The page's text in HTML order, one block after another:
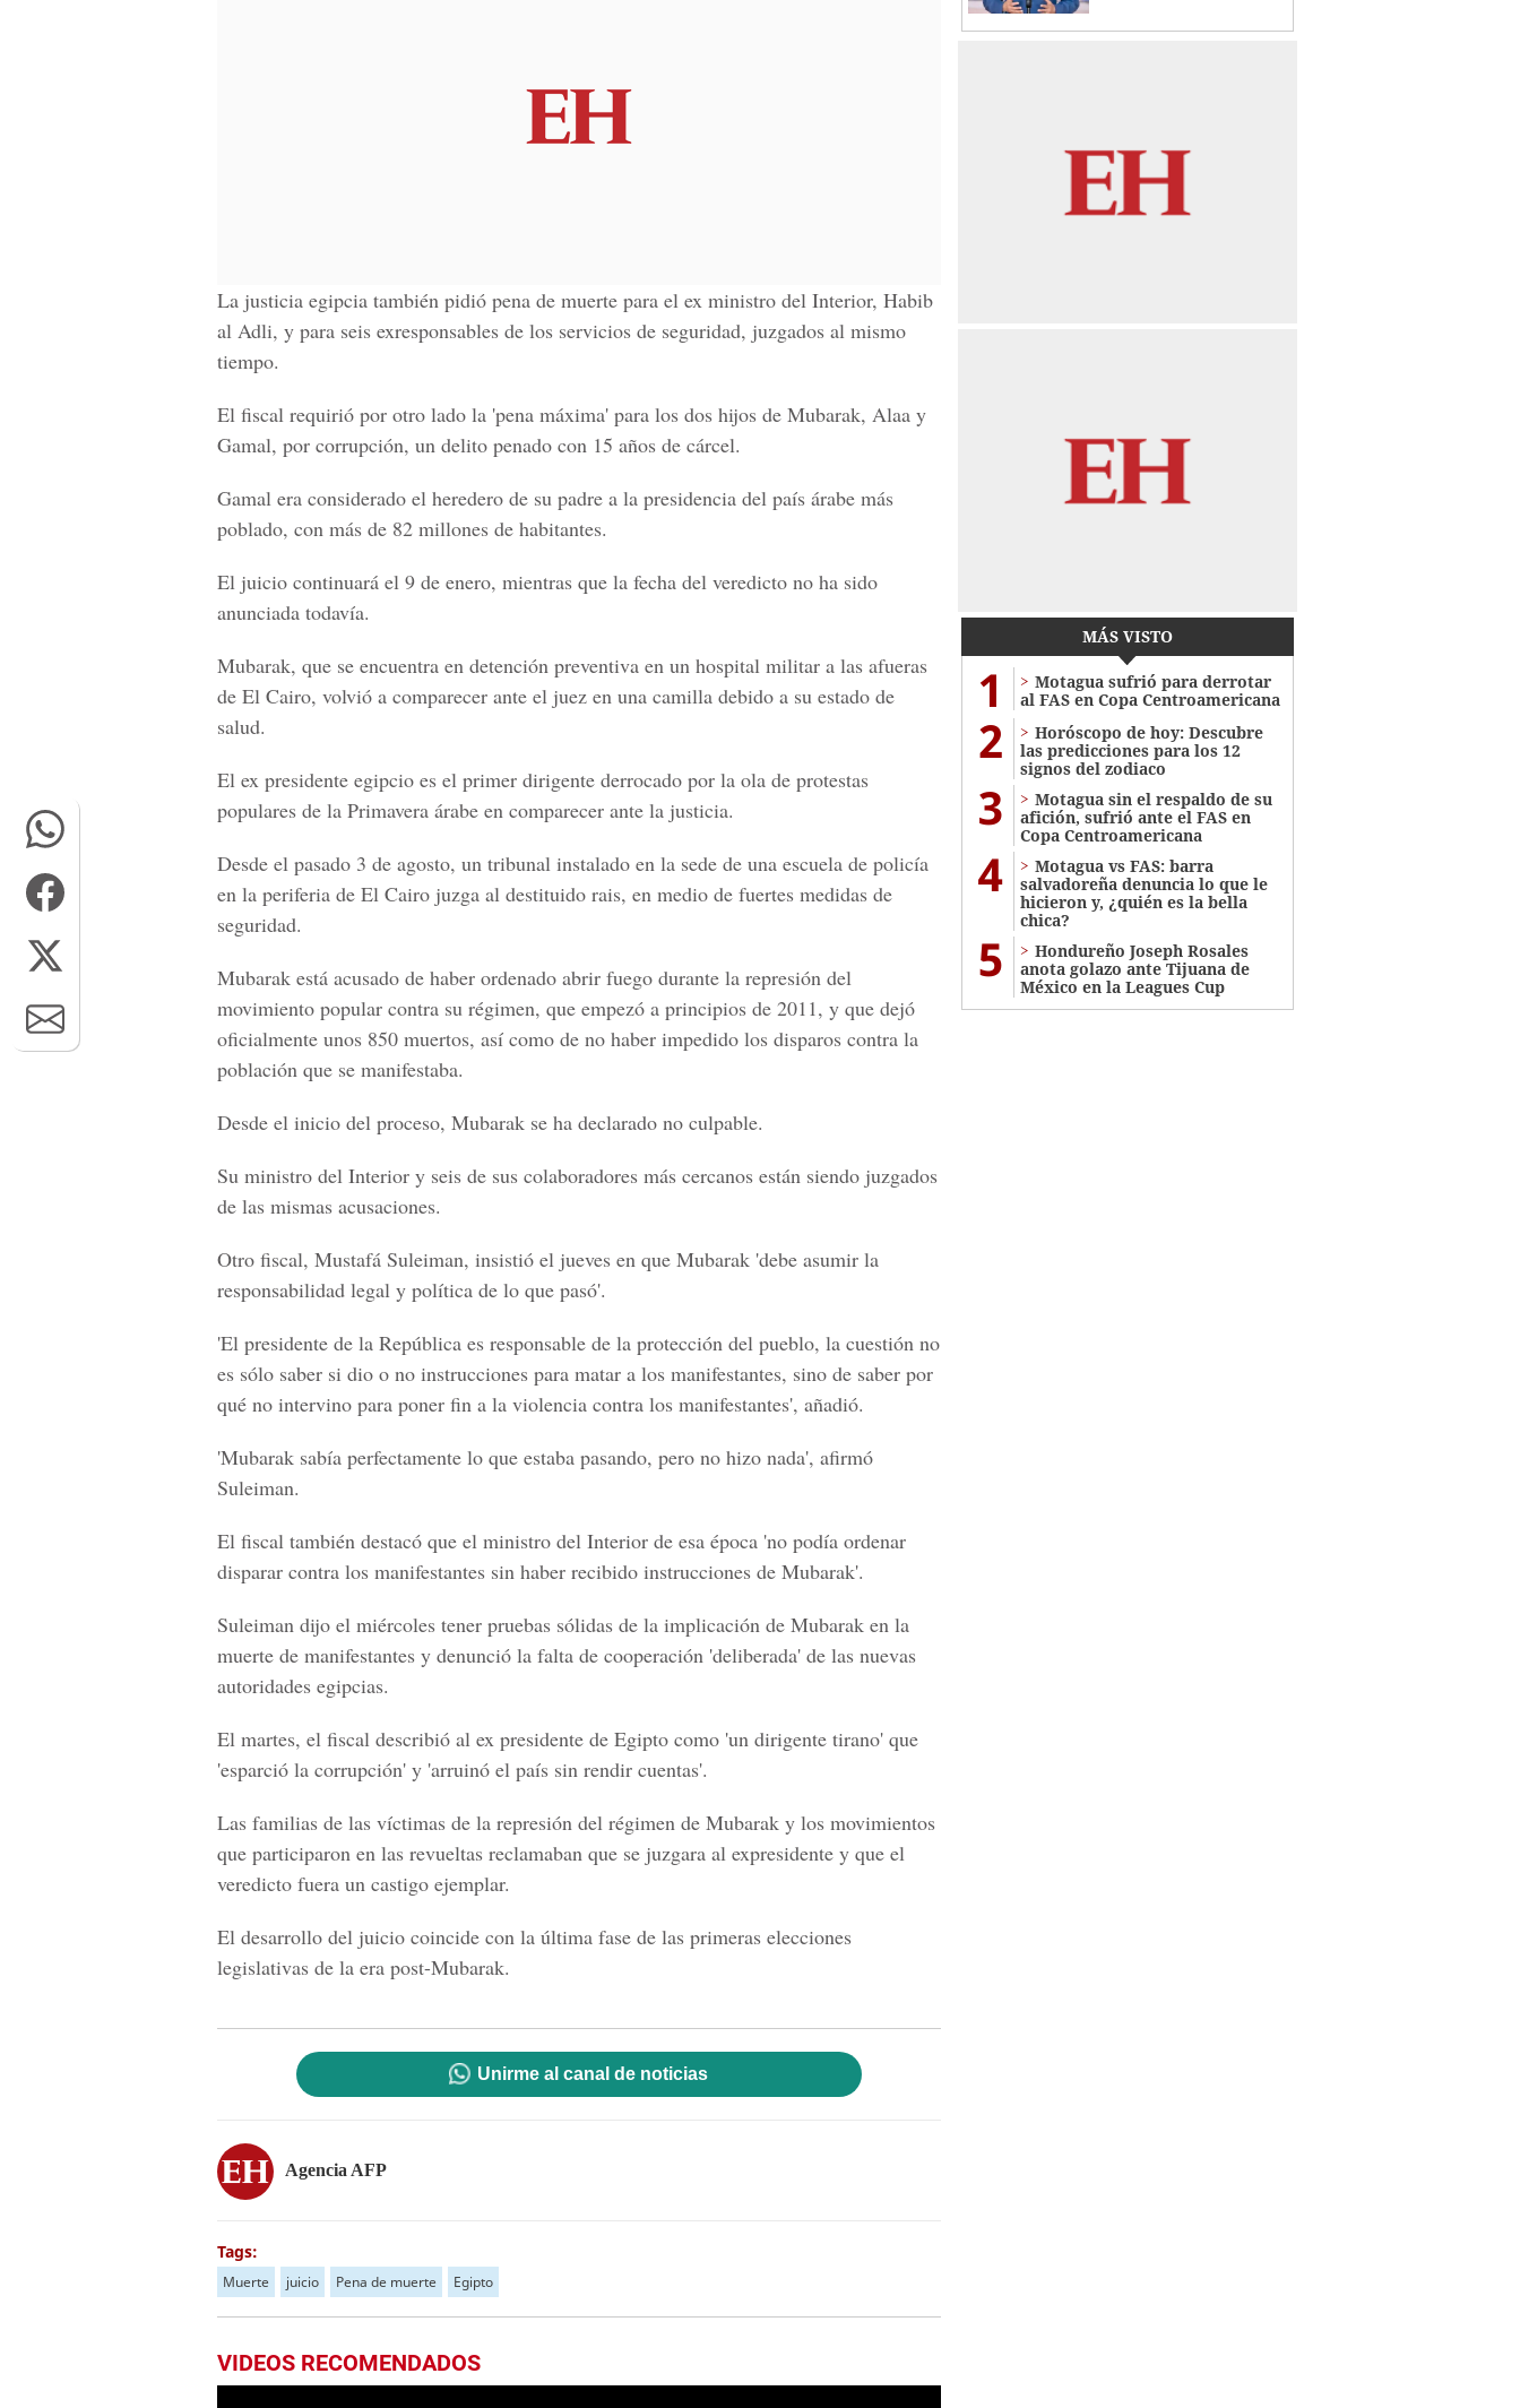
La justicia egipcia también pidió pena de muerte para el ex ministro del Interior, Habib
al Adli, y para seis exresponsables de los servicios de seguridad, juzgados al mismo
tiempo.
El fiscal requirió por otro lado la 'pena máxima' para los dos hijos de Mubarak, Alaa y
Gamal, por corrupción, un delito penado con 15 años de cárcel.
Gamal era considerado el heredero de su padre a la presidencia del país árabe más
poblado, con más de 82 millones de habitantes.
El juicio continuará el 9 de enero, mientras que la fecha del veredicto no ha sido
anunciada todavía.
Mubarak, que se encuentra en detención preventiva en un hospital militar a las afueras
de El Cairo, volvió a comparecer ante el juez en una camilla debido a su estado de
salud.
El ex presidente egipcio es el primer dirigente derrocado por la ola de protestas
populares de la Primavera árabe en comparecer ante la justicia.
Desde el pasado 3 de agosto, un tribunal instalado en la sede de una escuela de policía
en la periferia de El Cairo juzga al destituido rais, en medio de fuertes medidas de
seguridad.
Mubarak está acusado de haber ordenado abrir fuego durante la represión del
movimiento popular contra su régimen, que empezó a principios de 2011, y que dejó
oficialmente unos 850 muertos, así como de no haber impedido los disparos contra la
población que se manifestaba.
Desde el inicio del proceso, Mubarak se ha declarado no culpable.
Su ministro del Interior y seis de sus colaboradores más cercanos están siendo juzgados
de las mismas acusaciones.
Otro fiscal, Mustafá Suleiman, insistió el jueves en que Mubarak 'debe asumir la
responsabilidad legal y política de lo que pasó'.
'El presidente de la República es responsable de la protección del pueblo, la cuestión no
es sólo saber si dio o no instrucciones para matar a los manifestantes, sino de saber por
qué no intervino para poner fin a la violencia contra los manifestantes', añadió.
'Mubarak sabía perfectamente lo que estaba pasando, pero no hizo nada', afirmó
Suleiman.
El fiscal también destacó que el ministro del Interior de esa época 'no podía ordenar
disparar contra los manifestantes sin haber recibido instrucciones de Mubarak'.
Suleiman dijo el miércoles tener pruebas sólidas de la implicación de Mubarak en la
muerte de manifestantes y denunció la falta de cooperación 'deliberada' de las nuevas
autoridades egipcias.
El martes, el fiscal describió al ex presidente de Egipto como 'un dirigente tirano' que
'esparció la corrupción' y 'arruinó el país sin rendir cuentas'.
Las familias de las víctimas de la represión del régimen de Mubarak y los movimientos
que participaron en las revueltas reclamaban que se juzgara al expresidente y que el
veredicto fuera un castigo ejemplar.
El desarrollo del juicio coincide con la última fase de las primeras elecciones
legislativas de la era post-Mubarak.
Unirme al canal de noticias
Agencia AFP
Tags:
Muerte juicio Pena de muerte Egipto
VIDEOS RECOMENDADOS
MÁS VISTO
1
Motagua sufrió para derrotar
al FAS en Copa Centroamericana
2
Horóscopo de hoy: Descubre
las predicciones para los 12
signos del zodiaco
3
Motagua sin el respaldo de su
afición, sufrió ante el FAS en
Copa Centroamericana
4
Motagua vs FAS: barra
salvadoreña denuncia lo que le
hicieron y, ¿quién es la bella
chica?
5
Hondureño Joseph Rosales
anota golazo ante Tijuana de
México en la Leagues Cup